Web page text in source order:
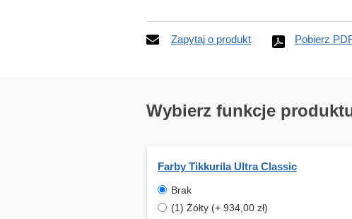
Zapytaj o produkt Pobierz
Wybierz funkcje
Farby Tikkurila Ultra Classic
Brak
(1) Żółty (+ 934,00 zł)